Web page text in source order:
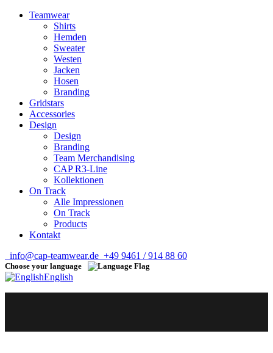
Teamwear
Shirts
Hemden
Sweater
Westen
Jacken
Hosen
Branding
Gridstars
Accessories
Design
Design
Branding
Team Merchandising
CAP R3-Line
Kollektionen
On Track
Alle Impressionen
On Track
Products
Kontakt
info@cap-teamwear.de +49 9461 / 914 88 60
Choose your language
English